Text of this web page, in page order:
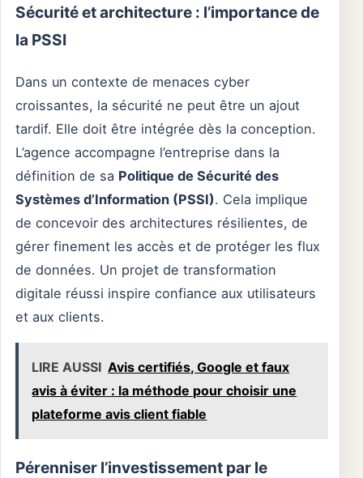
Sécurité et architecture : l’importance de
la PSSI
Dans un contexte de menaces cyber
croissantes, la sécurité ne peut être un ajout
tardif. Elle doit être intégrée dès la conception.
L’agence accompagne l’entreprise dans la
définition de sa Politique de Sécurité des
Systèmes d’Information (PSSI). Cela implique
de concevoir des architectures résilientes, de
gérer finement les accès et de protéger les flux
de données. Un projet de transformation
digitale réussi inspire confiance aux utilisateurs
et aux clients.
LIRE AUSSI Avis certifiés, Google et faux
avis à éviter : la méthode pour choisir une
plateforme avis client fiable
Pérenniser l’investissement par le